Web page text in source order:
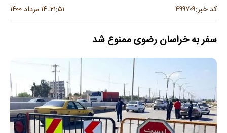
کد خبر:۴۹۹۷۰۹ ۲۱:۵۱-۱۴ مرداد ۱۴۰۰
سفر به خراسان رضوی ممنوع شد